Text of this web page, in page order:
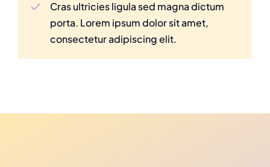
Cras ultricies ligula sed magna dictum
porta. Lorem ipsum dolor sit amet,
consectetur adipiscing elit.